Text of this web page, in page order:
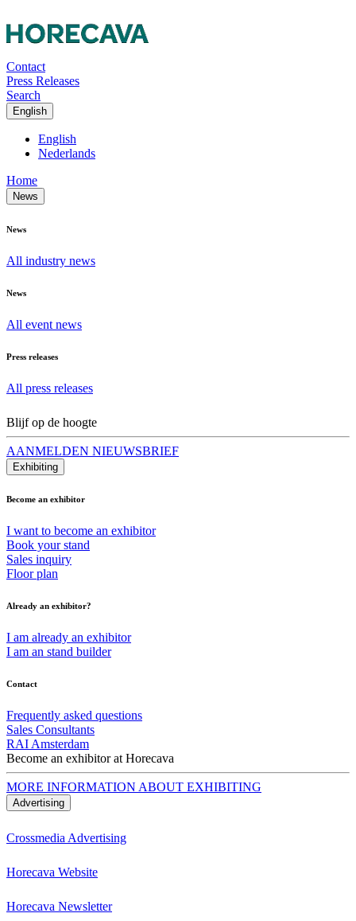
Contact
Press Releases
Search
English
English
Nederlands
Home
News
News
All industry news
News
All event news
Press releases
All press releases
Blijf op de hoogte
AANMELDEN NIEUWSBRIEF
Exhibiting
Become an exhibitor
I want to become an exhibitor
Book your stand
Sales inquiry
Floor plan
Already an exhibitor?
I am already an exhibitor
I am an stand builder
Contact
Frequently asked questions
Sales Consultants
RAI Amsterdam
Become an exhibitor at Horecava
MORE INFORMATION ABOUT EXHIBITING
Advertising
Crossmedia Advertising
Horecava Website
Horecava Newsletter